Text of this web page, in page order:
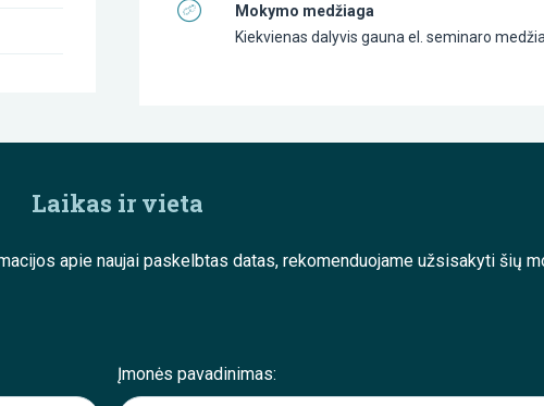
Mokymo medžiaga
Kiekvienas dalyvis gauna el. seminaro
Laikas ir vieta
apie naujai paskelbtas datas, rekomenduojame užsisakyti šių
Įmonės pavadinimas: